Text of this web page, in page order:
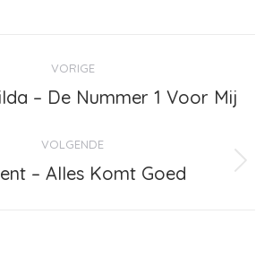
VORIGE
Vorig
– De Nummer 1 Voor Mij
VOLGENDE
Volgend
– Alles Komt Goed